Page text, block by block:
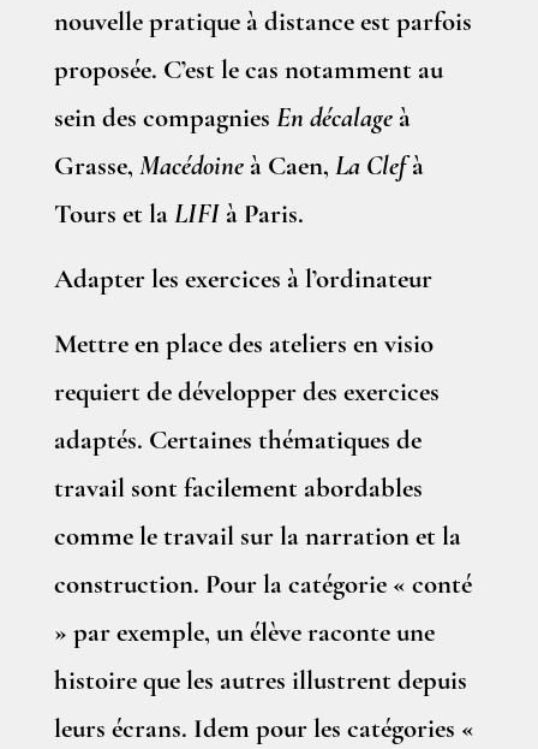
nouvelle pratique à distance est parfois
proposée. C’est le cas notamment au
sein des compagnies En décalageà
Grasse, Macédoineà Caen, La Clefà
Tours et la LIFI à Paris.
Adapter les exercices à l’ordinateur
Mettre en place des ateliers en visio
requiert de développer des exercices
adaptés. Certaines thématiques de
travail sont facilement abordables
comme le travail sur la narration et la
construction. Pour la catégorie « conté
» par exemple, un élève raconte une
histoire que les autres illustrent depuis
leurs écrans. Idem pour les catégories «